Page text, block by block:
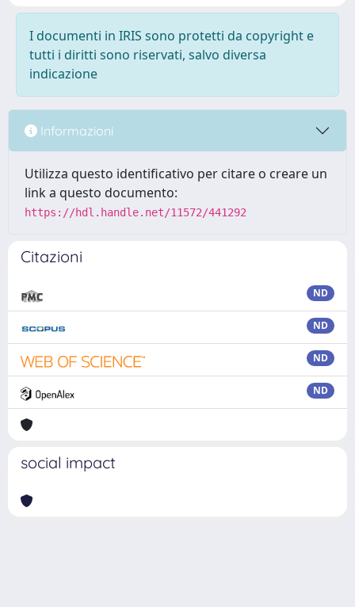
I documenti in IRIS sono protetti da copyright e
tutti i diritti sono riservati, salvo diversa
indicazione
Informazioni
Utilizza questo identificativo per citare o creare un
link a questo documento:
https://hdl.handle.net/11572/441292
Citazioni
ND
ND
ND
ND
social impact